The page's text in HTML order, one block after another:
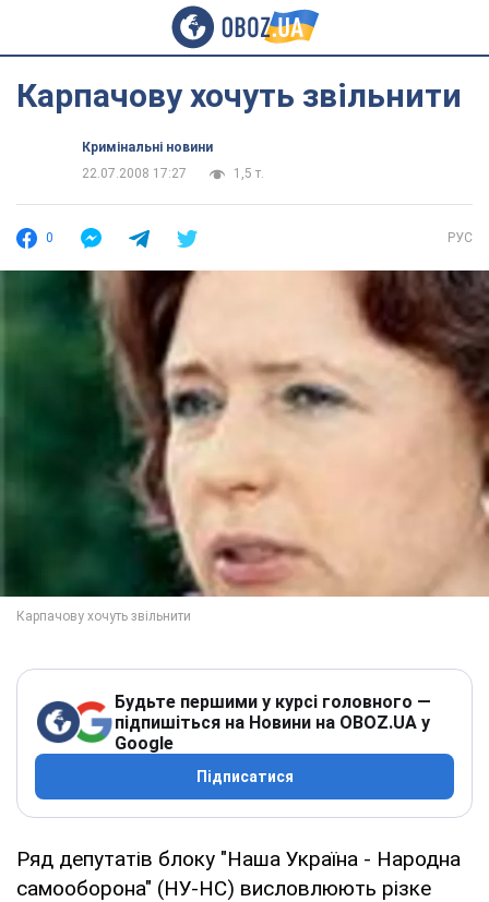
Карпачову хочуть звільнити
Кримінальні новини
22.07.2008 17:27
1,5 т.
0 РУС
Будьте першими у курсі головного —
підпишіться на Новини на OBOZ.UA у
Google
Підписатися
Ряд депутатів блоку "Наша Україна - Народна
самооборона" (НУ-НС) висловлюють різке